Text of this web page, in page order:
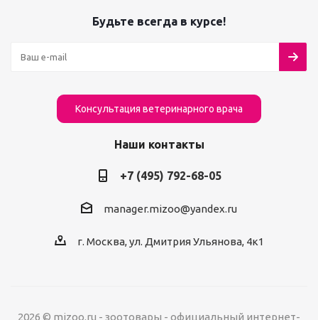
Будьте всегда в курсе!
Консультация ветеринарного врача
Наши контакты
+7 (495) 792-68-05
manager.mizoo@yandex.ru
г. Москва, ул. Дмитрия Ульянова, 4к1
2026 © mizoo.ru - зоотовары - официальный интернет-